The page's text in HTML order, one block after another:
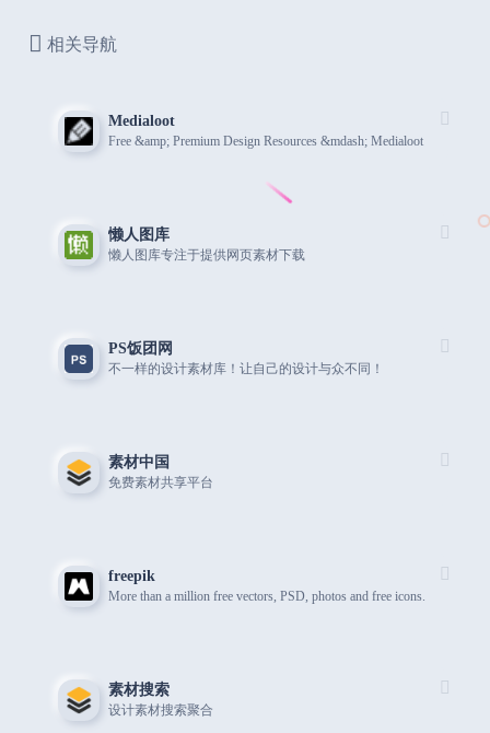
相关导航
Medialoot
Free &amp; Premium Design Resources &mdash; Medialoot
懒人图库
懒人图库专注于提供网页素材下载
PS饭团网
不一样的设计素材库！让自己的设计与众不同！
素材中国
免费素材共享平台
freepik
More than a million free vectors, PSD, photos and free icons.
素材搜索
设计素材搜索聚合